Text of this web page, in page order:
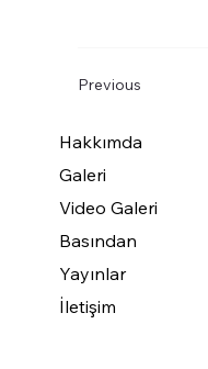
Previous
Hakkımda
Galeri
Video Galeri
Basından
Yayınlar
İletişim